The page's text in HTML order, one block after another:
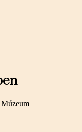
​​Múzeum